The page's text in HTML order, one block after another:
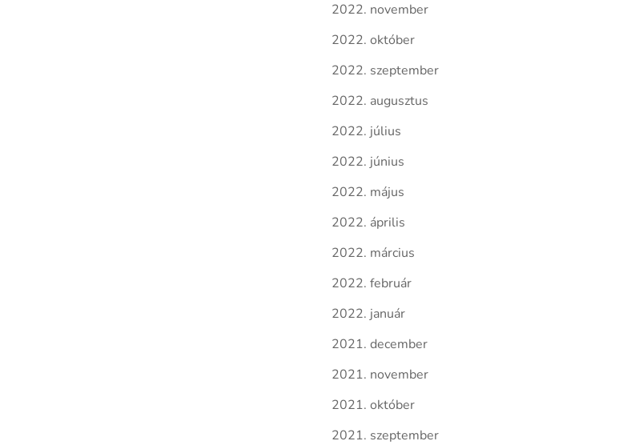
2022. november
2022. október
2022. szeptember
2022. augusztus
2022. július
2022. június
2022. május
2022. április
2022. március
2022. február
2022. január
2021. december
2021. november
2021. október
2021. szeptember